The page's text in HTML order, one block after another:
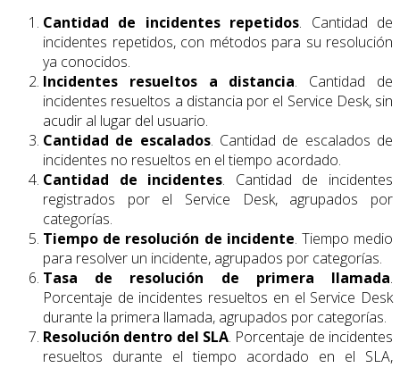
Cantidad de incidentes repetidos. Cantidad de
incidentes repetidos, con métodos para su resolución
ya conocidos.
Incidentes resueltos a distancia. Cantidad de
incidentes resueltos a distancia por el Service Desk, sin
acudir al lugar del usuario.
Cantidad de escalados. Cantidad de escalados de
incidentes no resueltos en el tiempo acordado.
Cantidad de incidentes. Cantidad de incidentes
registrados por el Service Desk, agrupados por
categorías.
Tiempo de resolución de incidente. Tiempo medio
para resolver un incidente, agrupados por categorías.
Tasa de resolución de primera llamada.
Porcentaje de incidentes resueltos en el Service Desk
durante la primera llamada, agrupados por categorías.
Resolución dentro del SLA. Porcentaje de incidentes
resueltos durante el tiempo acordado en el SLA,